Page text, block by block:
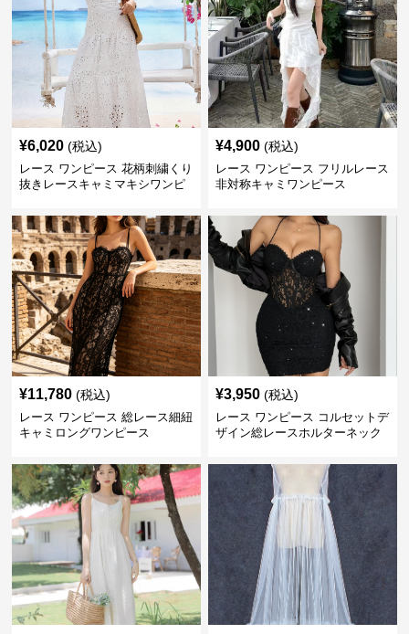
¥6,020 (税込)
レース ワンピース 花柄刺繍くり
抜きレースキャミマキシワンピ
¥4,900 (税込)
レース ワンピース フリルレース
非対称キャミワンピース
¥11,780 (税込)
レース ワンピース 総レース細紐
キャミロングワンピース
¥3,950 (税込)
レース ワンピース コルセットデ
ザイン総レースホルターネック